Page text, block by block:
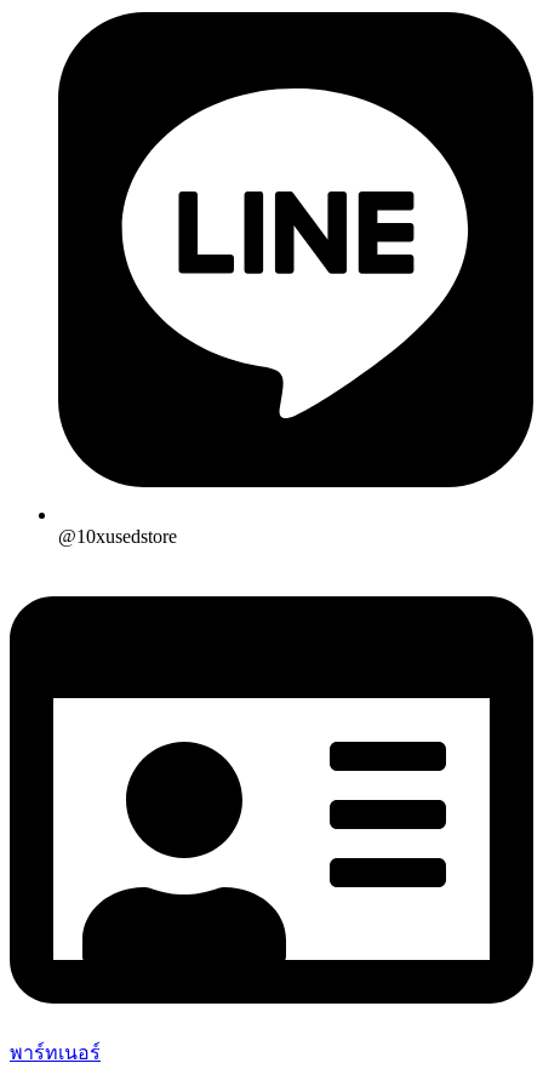
@10xusedstore
พาร์ทเนอร์